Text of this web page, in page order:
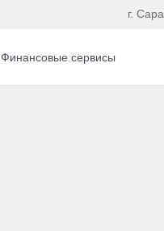
г.
Финансовые сервисы